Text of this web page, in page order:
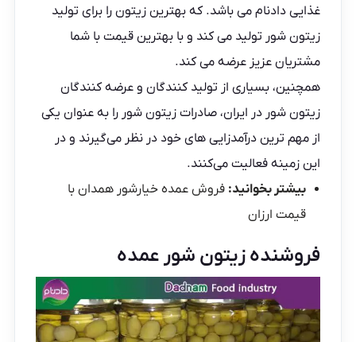
غذایی دادنام می باشد. که بهترین زیتون را برای تولید
زیتون شور تولید می کند و با بهترین قیمت با شما
مشتریان عزیز عرضه می کند.
همچنین، بسیاری از تولید کنندگان و عرضه کنندگان
زیتون شور در ایران، صادرات زیتون شور را به عنوان یکی
از مهم ترین درآمدزایی‌ های خود در نظر می‌گیرند و در
این زمینه فعالیت می‌کنند.
بیشتر بخوانید: فروش عمده خیارشور همدان با
قیمت ارزان
فروشنده زیتون شور عمده